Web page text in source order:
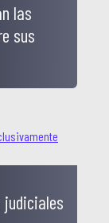
las
sus
judiciales